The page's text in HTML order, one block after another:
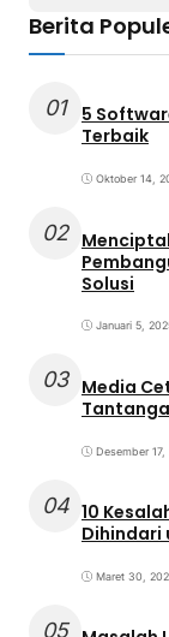
Berita
01
5
Terbaik
Oktober 14,
02
Solusi
Januari 5,
03 Media
Desember
04 10
Dihindari
Maret 30,
05